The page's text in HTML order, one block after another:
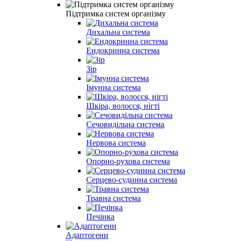
Підтримка систем організму
Дихальна система
Ендокринна система
Зір
Імунна система
Шкіра, волосся, нігті
Сечовидільна система
Нервова система
Опорно-рухова система
Серцево-судинна система
Травна система
Печінка
Адаптогени